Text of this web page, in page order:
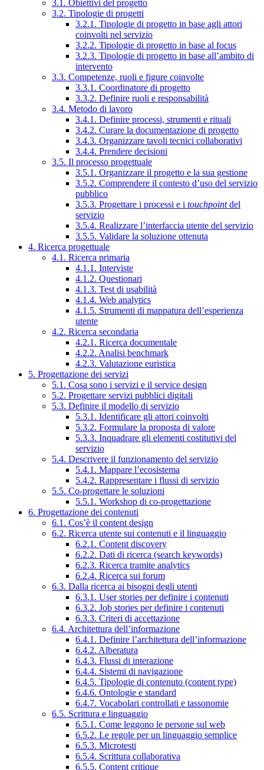
3.1. Obiettivi del progetto
3.2. Tipologie di progetti
3.2.1. Tipologie di progetto in base agli attori
coinvolti nel servizio
3.2.2. Tipologie di progetto in base al focus
3.2.3. Tipologie di progetto in base all’ambito di
intervento
3.3. Competenze, ruoli e figure coinvolte
3.3.1. Coordinatore di progetto
3.3.2. Definire ruoli e responsabilità
3.4. Metodo di lavoro
3.4.1. Definire processi, strumenti e rituali
3.4.2. Curare la documentazione di progetto
3.4.3. Organizzare tavoli tecnici collaborativi
3.4.4. Prendere decisioni
3.5. Il processo progettuale
3.5.1. Organizzare il progetto e la sua gestione
3.5.2. Comprendere il contesto d’uso del servizio
pubblico
3.5.3. Progettare i processi e i touchpointdel
servizio
3.5.4. Realizzare l’interfaccia utente del servizio
3.5.5. Validare la soluzione ottenuta
4. Ricerca progettuale
4.1. Ricerca primaria
4.1.1. Interviste
4.1.2. Questionari
4.1.3. Test di usabilità
4.1.4. Web analytics
4.1.5. Strumenti di mappatura dell’esperienza
utente
4.2. Ricerca secondaria
4.2.1. Ricerca documentale
4.2.2. Analisi benchmark
4.2.3. Valutazione euristica
5. Progettazione dei servizi
5.1. Cosa sono i servizi e il service design
5.2. Progettare servizi pubblici digitali
5.3. Definire il modello di servizio
5.3.1. Identificare gli attori coinvolti
5.3.2. Formulare la proposta di valore
5.3.3. Inquadrare gli elementi costitutivi del
servizio
5.4. Descrivere il funzionamento del servizio
5.4.1. Mappare l’ecosistema
5.4.2. Rappresentare i flussi di servizio
5.5. Co-progettare le soluzioni
5.5.1. Workshop di co-progettazione
6. Progettazione dei contenuti
6.1. Cos’è il content design
6.2. Ricerca utente sui contenuti e il linguaggio
6.2.1. Content discovery
6.2.2. Dati di ricerca (search keywords)
6.2.3. Ricerca tramite analytics
6.2.4. Ricerca sui forum
6.3. Dalla ricerca ai bisogni degli utenti
6.3.1. User stories per definire i contenuti
6.3.2. Job stories per definire i contenuti
6.3.3. Criteri di accettazione
6.4. Architettura dell’informazione
6.4.1. Definire l’architettura dell’informazione
6.4.2. Alberatura
6.4.3. Flussi di interazione
6.4.4. Sistemi di navigazione
6.4.5. Tipologie di contenuto (content type)
6.4.6. Ontologie e standard
6.4.7. Vocabolari controllati e tassonomie
6.5. Scrittura e linguaggio
6.5.1. Come leggono le persone sul web
6.5.2. Le regole per un linguaggio semplice
6.5.3. Microtesti
6.5.4. Scrittura collaborativa
6.5.5. Content critique